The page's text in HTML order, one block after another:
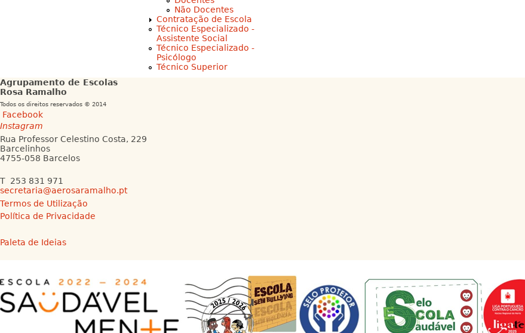
Não Docentes
Contratação de Escola
Técnico Especializado -
Assistente Social
Técnico Especializado -
Psicólogo
Técnico Superior
Agrupamento de Escolas
Rosa Ramalho
Todos os direitos reservados © 2014
Facebook
Instagram
Rua Professor Celestino Costa, 229
Barcelinhos
4755-058 Barcelos
T 253 831 971
secretaria@aerosaramalho.pt
Termos de Utilização
Política de Privacidade
Paleta de Ideias